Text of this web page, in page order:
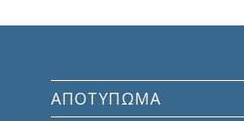
ΑΠΟΤΎΠΩΜΑ